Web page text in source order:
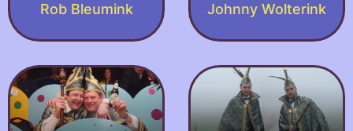
Rob Bleumink
Johnny Wolterink